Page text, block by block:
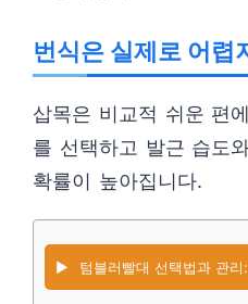
번식은 실제로 어렵
삽목은 비교적 쉬운 편
를 선택하고 발근 습도
확률이 높아집니다.
▶️ 텀블러빨대 선택법과 관리